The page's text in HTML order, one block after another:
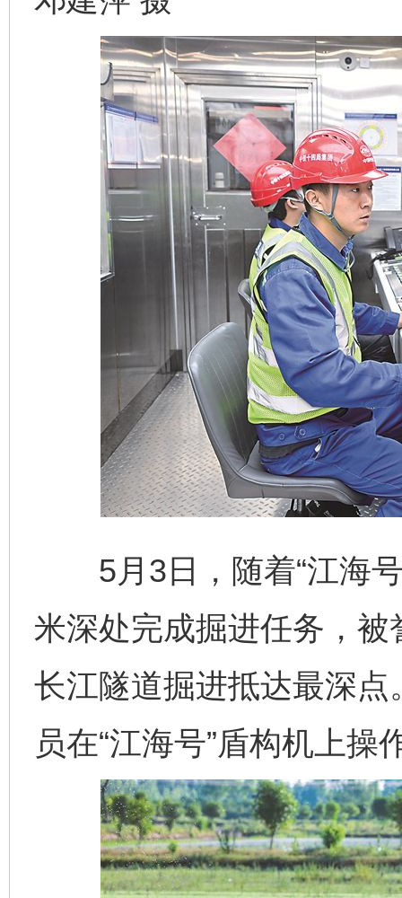
5月3日，随着“江海号
米深处完成掘进任务，被
长江隧道掘进抵达最深
员在“江海号”盾构机上